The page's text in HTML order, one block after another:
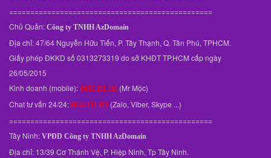
================================================
Chủ Quản: Công ty TNHH AzDomain
Địa chỉ: 47/64 Nguyễn Hữu Tiến, P. Tây Thạnh, Q. Tân Phú, TPHCM.
Giấy phép ĐKKD số 0313273319 do sở KHĐT TP.HCM cấp ngày
26/05/2015
Kinh doanh (mobile): 0832.111.111 (Mr Mộc)
Chat tư vấn 24/24: 0832.111.111 (Zalo, Viber, Skype ...)
================================================
Tây Ninh: VPĐD Công ty TNHH AzDomain
Địa chỉ: 13/39 Cơ Thánh Vệ, P. Hiệp Ninh, Tp Tây Ninh.